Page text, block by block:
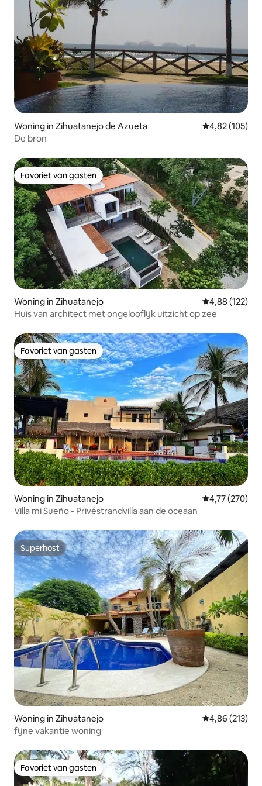
Woning in Zihuatanejo de Azueta Gemiddelde
4,82 (105)
De bron
Favoriet van gasten
Favoriet van gasten
Woning in Zihuatanejo Gemiddelde
4,88 (122)
Huis van architect met ongelooflijk uitzicht op zee
Favoriet van gasten
Favoriet van gasten
Woning in Zihuatanejo Gemiddelde
4,77 (270)
Villa mi Sueño - Privéstrandvilla aan de oceaan
Superhost
Superhost
Woning in Zihuatanejo Gemiddelde
4,86 (213)
fijne vakantie woning
Favoriet van gasten
Favoriet van gasten